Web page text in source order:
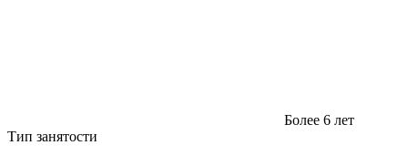
Более 6 лет
Тип занятости